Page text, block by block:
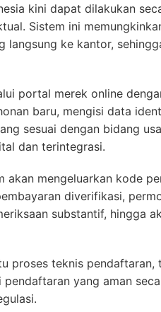
kini dapat dilakukan
Sistem ini
langsung ke kantor,
portal merek online
baru, mengisi data
sesuai dengan bidang
dan terintegrasi.
akan mengeluarkan kode
diverifikasi,
substantif, hingga
proses teknis
yang aman